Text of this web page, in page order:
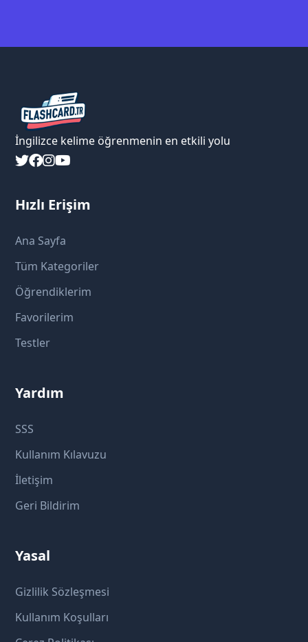
İngilizce kelime öğrenmenin en etkili yolu
Hızlı Erişim
Ana Sayfa
Tüm Kategoriler
Öğrendiklerim
Favorilerim
Testler
Yardım
SSS
Kullanım Kılavuzu
İletişim
Geri Bildirim
Yasal
Gizlilik Sözleşmesi
Kullanım Koşulları